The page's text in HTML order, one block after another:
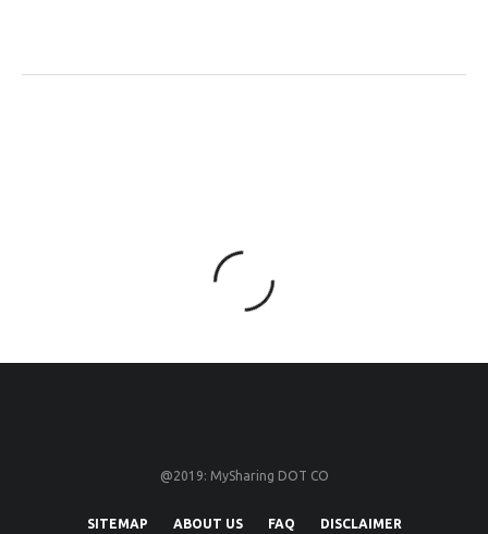
@2019: MySharing DOT CO
SITEMAP ABOUT US FAQ DISCLAIMER